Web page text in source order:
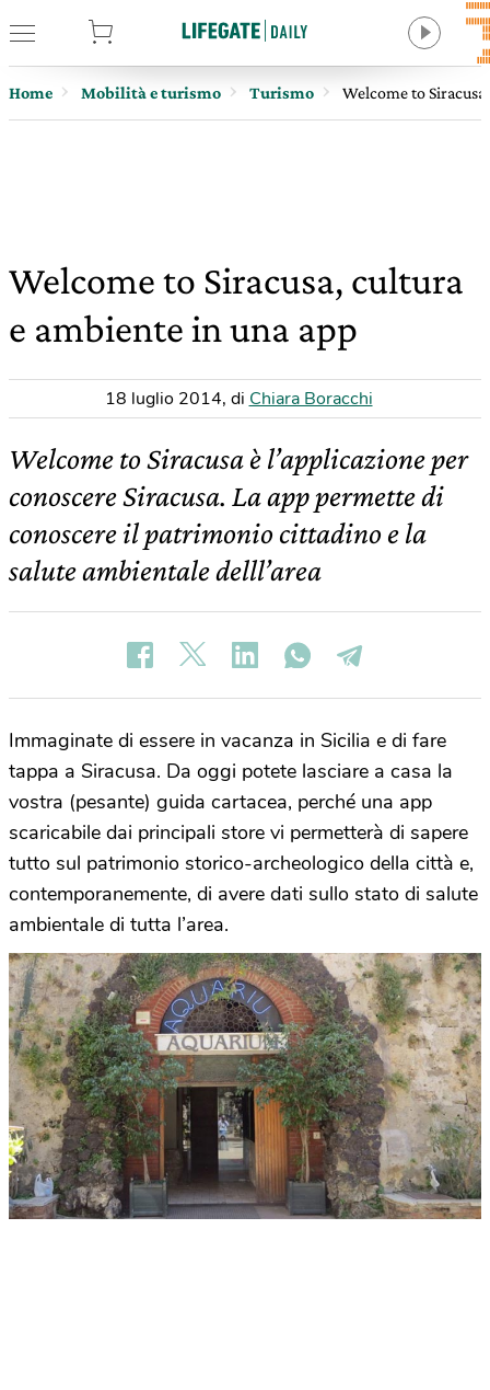
Home Mobilità e turismo Turismo Welcome to
Welcome to Siracusa, cultura
e ambiente in una app
18 luglio 2014, di Chiara Boracchi
Welcome to Siracusa è l’applicazione per
conoscere Siracusa. La app permette di
conoscere il patrimonio cittadino e la
salute ambientale delll’area
Immaginate di essere in vacanza in Sicilia e di fare
tappa a Siracusa. Da oggi potete lasciare a casa la
vostra (pesante) guida cartacea, perché una app
scaricabile dai principali store vi permetterà di sapere
tutto sul patrimonio storico-archeologico della città e,
contemporanemente, di avere dati sullo stato di salute
ambientale di tutta l’area.